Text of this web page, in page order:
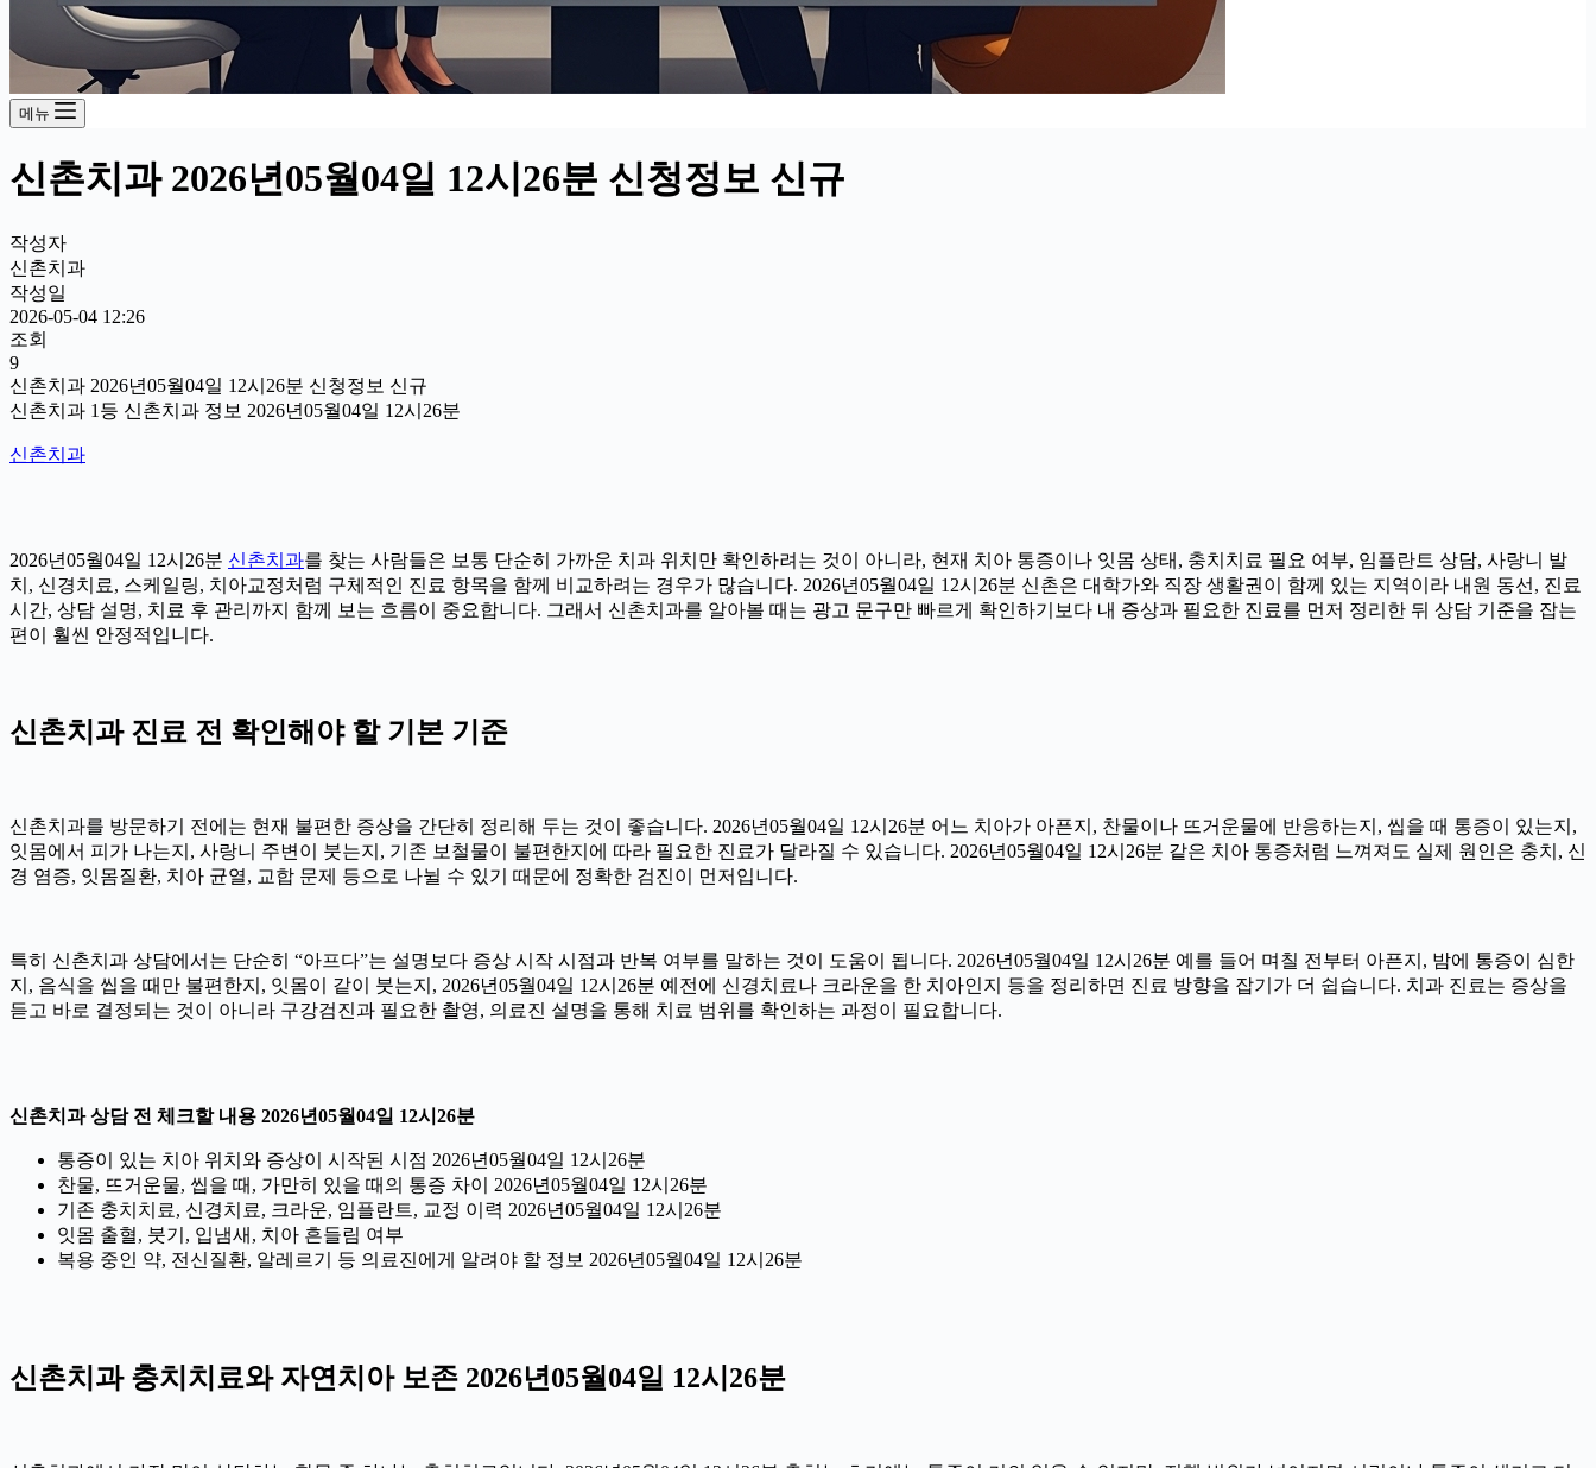
메뉴
신촌치과 2026년05월04일 12시26분 신청정보 신규
작성자
신촌치과
작성일
2026-05-04 12:26
조회
9
신촌치과 2026년05월04일 12시26분 신청정보 신규
신촌치과 1등 신촌치과 정보 2026년05월04일 12시26분
신촌치과
2026년05월04일 12시26분 신촌치과를 찾는 사람들은 보통 단순히 가까운 치과 위치만 확인하려는 것이 아니라, 현재 치아 통증이나 잇몸 상태, 충치치료 필요 여부, 임플란트 상담, 사랑니 발
치, 신경치료, 스케일링, 치아교정처럼 구체적인 진료 항목을 함께 비교하려는 경우가 많습니다. 2026년05월04일 12시26분 신촌은 대학가와 직장 생활권이 함께 있는 지역이라 내원 동선, 진료
시간, 상담 설명, 치료 후 관리까지 함께 보는 흐름이 중요합니다. 그래서 신촌치과를 알아볼 때는 광고 문구만 빠르게 확인하기보다 내 증상과 필요한 진료를 먼저 정리한 뒤 상담 기준을 잡는
편이 훨씬 안정적입니다.
신촌치과 진료 전 확인해야 할 기본 기준
신촌치과를 방문하기 전에는 현재 불편한 증상을 간단히 정리해 두는 것이 좋습니다. 2026년05월04일 12시26분 어느 치아가 아픈지, 찬물이나 뜨거운물에 반응하는지, 씹을 때 통증이 있는지,
잇몸에서 피가 나는지, 사랑니 주변이 붓는지, 기존 보철물이 불편한지에 따라 필요한 진료가 달라질 수 있습니다. 2026년05월04일 12시26분 같은 치아 통증처럼 느껴져도 실제 원인은 충치, 신
경 염증, 잇몸질환, 치아 균열, 교합 문제 등으로 나뉠 수 있기 때문에 정확한 검진이 먼저입니다.
특히 신촌치과 상담에서는 단순히 “아프다”는 설명보다 증상 시작 시점과 반복 여부를 말하는 것이 도움이 됩니다. 2026년05월04일 12시26분 예를 들어 며칠 전부터 아픈지, 밤에 통증이 심한
지, 음식을 씹을 때만 불편한지, 잇몸이 같이 붓는지, 2026년05월04일 12시26분 예전에 신경치료나 크라운을 한 치아인지 등을 정리하면 진료 방향을 잡기가 더 쉽습니다. 치과 진료는 증상을
듣고 바로 결정되는 것이 아니라 구강검진과 필요한 촬영, 의료진 설명을 통해 치료 범위를 확인하는 과정이 필요합니다.
신촌치과 상담 전 체크할 내용 2026년05월04일 12시26분
통증이 있는 치아 위치와 증상이 시작된 시점 2026년05월04일 12시26분
찬물, 뜨거운물, 씹을 때, 가만히 있을 때의 통증 차이 2026년05월04일 12시26분
기존 충치치료, 신경치료, 크라운, 임플란트, 교정 이력 2026년05월04일 12시26분
잇몸 출혈, 붓기, 입냄새, 치아 흔들림 여부
복용 중인 약, 전신질환, 알레르기 등 의료진에게 알려야 할 정보 2026년05월04일 12시26분
신촌치과 충치치료와 자연치아 보존 2026년05월04일 12시26분